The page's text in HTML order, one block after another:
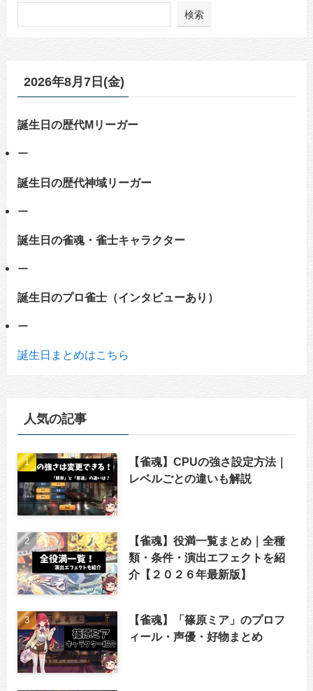
検索
2026年8月7日(金)
誕生日の歴代Mリーガー
ー
誕生日の歴代神域リーガー
ー
誕生日の雀魂・雀士キャラクター
ー
誕生日のプロ雀士（インタビューあり）
ー
誕生日まとめはこちら
人気の記事
【雀魂】CPUの強さ設定方法｜
レベルごとの違いも解説
【雀魂】役満一覧まとめ｜全種
類・条件・演出エフェクトを紹
介【２０２６年最新版】
【雀魂】「篠原ミア」のプロフ
ィール・声優・好物まとめ